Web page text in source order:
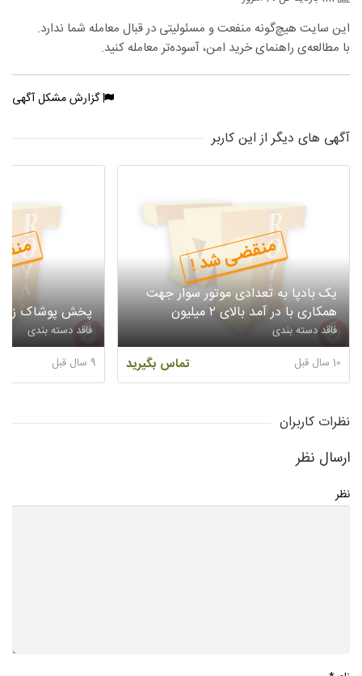
این سایت هیچ‌گونه منفعت و مسئولیتی در قبال معامله شما ندارد.
با مطالعه‌ی راهنمای خرید امن، آسوده‌تر معامله کنید.
گزارش مشکل آگهی
آگهی های دیگر از این کاربر
منقضی شد !
یک بادپا به تعدادی موتور سوار جهت
همکاری با در آمد بالای ۲ میلیون
فاقد دسته بندی
تماس بگیرید 10 سال قبل
پخش پوشاک
فاقد دسته بندی
9 سال قبل
نظرات کاربران
ارسال نظر
نظر